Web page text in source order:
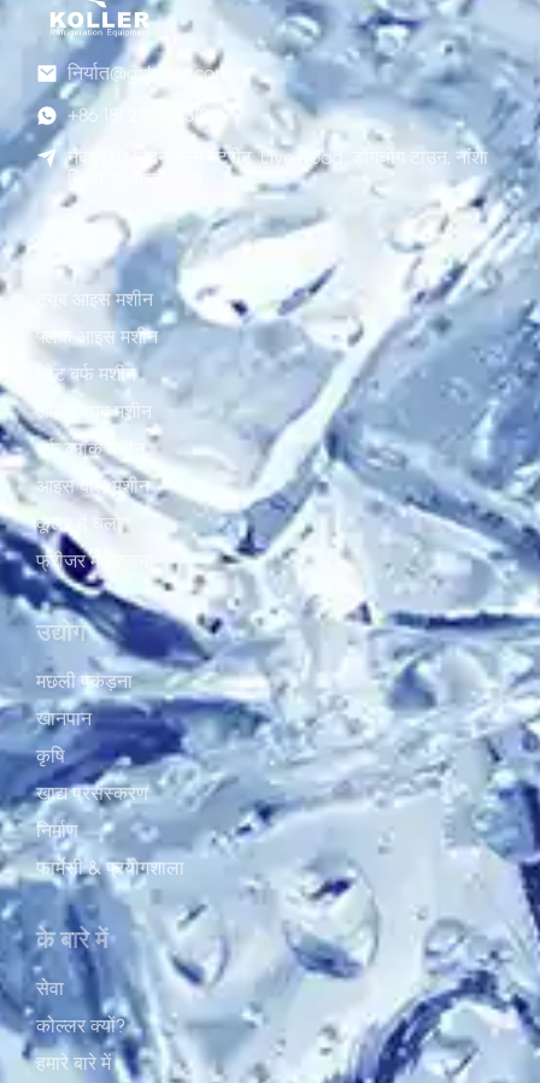
निर्यात@gzkoller.com
+86 181 2236 8318
नंबर 120 क्विनलॉन्ग स्ट्रीट, Liye Road, डोंगचोंग टाउन, नांशा
जिला, गुआंगज़ौ, चीन
ट्यूब आइस मशीन
फ्लेक आइस मशीन
प्लेट बर्फ मशीन
आइस क्यूब मशीन
बर्फ ब्लॉक मशीन
आइस बॉल मशीन
कूलर में चलो
फ्रीजर में टहलना
उद्योग
मछली पकड़ना
खानपान
कृषि
खाद्य प्रसंस्करण
निर्माण
फार्मेसी & प्रयोगशाला
के बारे में
सेवा
कोल्लर क्यों?
हमारे बारे में